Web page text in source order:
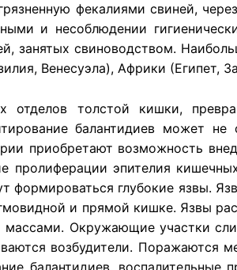
фекалиями свиней,
и несоблюдении
занятых свиноводством.
Венесуэла), Африки (Египет,
отделов толстой кишки,
балантидиев может
приобретают возможность
пролиферации эпителия
формироваться глубокие язвы.
и прямой кишке. Язвы
Окружающие участки
возбудители. Поражаются
балантидиев, воспалительные